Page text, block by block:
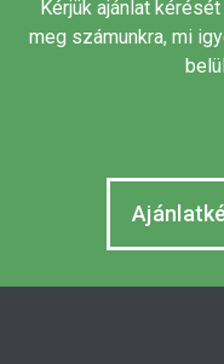
Kérjük ajánlat
meg számunkra, mi